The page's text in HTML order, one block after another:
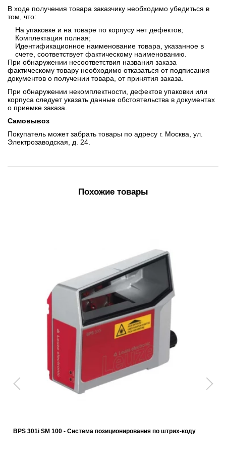
В ходе получения товара заказчику необходимо убедиться в
том, что:
На упаковке и на товаре по корпусу нет дефектов;
Комплектация полная;
Идентификационное наименование товара, указанное в
счете, соответствует фактическому наименованию.
При обнаружении несоответствия названия заказа
фактическому товару необходимо отказаться от подписания
документов о получении товара, от принятия заказа.
При обнаружении некомплектности, дефектов упаковки или
корпуса следует указать данные обстоятельства в документах
о приемке заказа.
Самовывоз
Покупатель может забрать товары по адресу г. Москва, ул.
Электрозаводская, д. 24.
Похожие товары
BPS 301i SM 100 - Система позиционирования по штрих-коду